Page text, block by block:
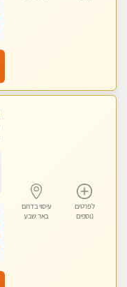
לפרטים
נוספים
עיסוי בדרום
באר שבע